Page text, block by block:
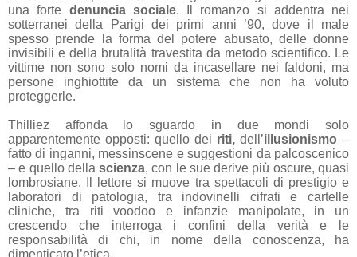
una forte denuncia sociale. Il romanzo si addentra nei
sotterranei della Parigi dei primi anni ’90, dove il male
spesso prende la forma del potere abusato, delle donne
invisibili e della brutalità travestita da metodo scientifico. Le
vittime non sono solo nomi da incasellare nei faldoni, ma
persone inghiottite da un sistema che non ha voluto
proteggerle.
Thilliez affonda lo sguardo in due mondi solo
apparentemente opposti: quello dei riti, dell’illusionismo –
fatto di inganni, messinscene e suggestioni da palcoscenico
– e quello dellascienza, con le sue derive più oscure, quasi
lombrosiane. Il lettore si muove tra spettacoli di prestigio e
laboratori di patologia, tra indovinelli cifrati e cartelle
cliniche, tra riti voodoo e infanzie manipolate, in un
crescendo che interroga i confini della verità e le
responsabilità di chi, in nome della conoscenza, ha
dimenticato l’etica.